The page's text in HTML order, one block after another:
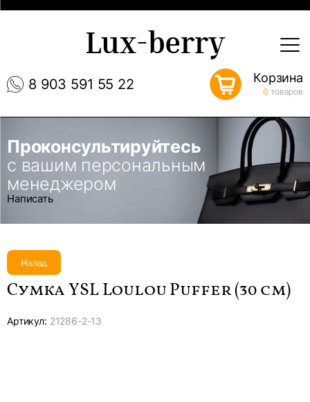
8 903 591 55 22
Lux-berry
Корзина
0 товаров
Проконсультируйтесь
с вашим персональным
менеджером
Написать
Назад
Сумка YSL Loulou Puffer (30 см)
Артикул: 21286-2-13